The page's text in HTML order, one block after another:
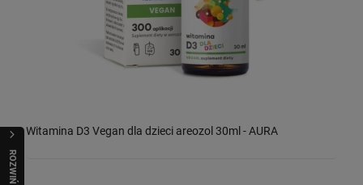
R
O
Z
W
I
Ń
O
B
I
Witamina D3 Vegan dla dzieci areozol 30ml - AURA